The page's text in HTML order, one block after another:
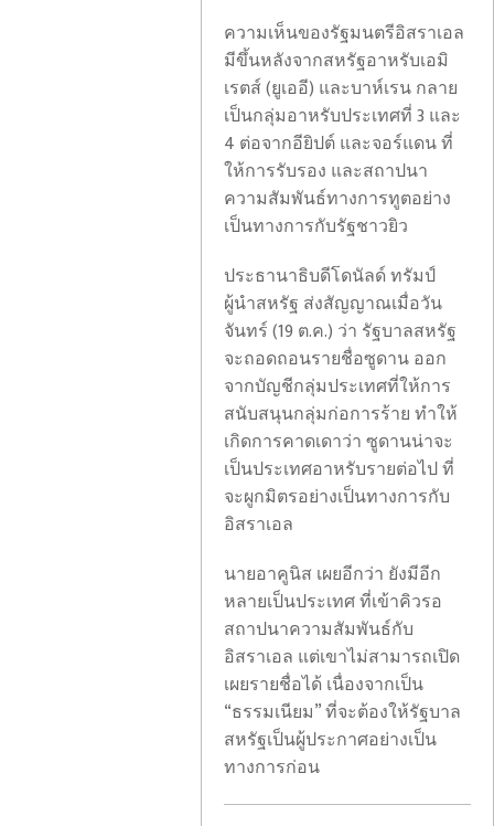
ความเห็นของรัฐมนตรีอิสราเอล
มีขึ้นหลังจากสหรัฐอาหรับเอมิ
เรตส์ (ยูเออี) และบาห์เรน กลาย
เป็นกลุ่มอาหรับประเทศที่ 3 และ
4 ต่อจากอียิปต์ และจอร์แดน ที่
ให้การรับรอง และสถาปนา
ความสัมพันธ์ทางการทูตอย่าง
เป็นทางการกับรัฐชาวยิว
ประธานาธิบดีโดนัลด์ ทรัมป์
ผู้นำสหรัฐ ส่งสัญญาณเมื่อวัน
จันทร์ (19 ต.ค.) ว่า รัฐบาลสหรัฐ
จะถอดถอนรายชื่อซูดาน ออก
จากบัญชีกลุ่มประเทศที่ให้การ
สนับสนุนกลุ่มก่อการร้าย ทำให้
เกิดการคาดเดาว่า ซูดานน่าจะ
เป็นประเทศอาหรับรายต่อไป ที่
จะผูกมิตรอย่างเป็นทางการกับ
อิสราเอล
นายอาคูนิส เผยอีกว่า ยังมีอีก
หลายเป็นประเทศ ที่เข้าคิวรอ
สถาปนาความสัมพันธ์กับ
อิสราเอล แต่เขาไม่สามารถเปิด
เผยรายชื่อได้ เนื่องจากเป็น
“ธรรมเนียม” ที่จะต้องให้รัฐบาล
สหรัฐเป็นผู้ประกาศอย่างเป็น
ทางการก่อน
ผู้
ต้อง
ขัง
62
คน
เสีย
ชีวิต
ใน
ผู้
จัดการ
ทีม
เซล
ติก